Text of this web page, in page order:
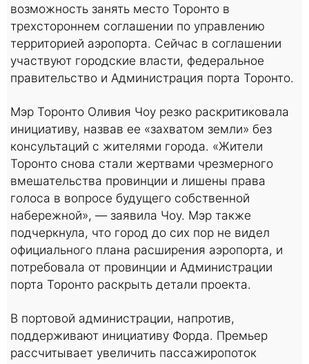
возможность занять место Торонто в
трехстороннем соглашении по управлению
территорией аэропорта. Сейчас в соглашении
участвуют городские власти, федеральное
правительство и Администрация порта Торонто.
Мэр Торонто Оливия Чоу резко раскритиковала
инициативу, назвав ее «захватом земли» без
консультаций с жителями города. «Жители
Торонто снова стали жертвами чрезмерного
вмешательства провинции и лишены права
голоса в вопросе будущего собственной
набережной», — заявила Чоу. Мэр также
подчеркнула, что город до сих пор не видел
официального плана расширения аэропорта, и
потребовала от провинции и Администрации
порта Торонто раскрыть детали проекта.
В портовой администрации, напротив,
поддерживают инициативу Форда. Премьер
рассчитывает увеличить пассажиропоток